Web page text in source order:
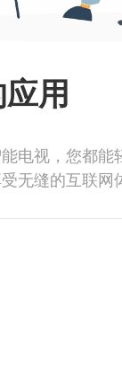
用
电视，您都能
无缝的互联网